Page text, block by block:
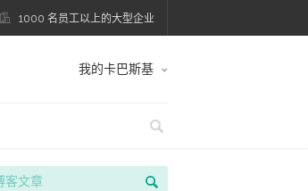
1000 名员工以上的大型企业
我的卡巴斯基